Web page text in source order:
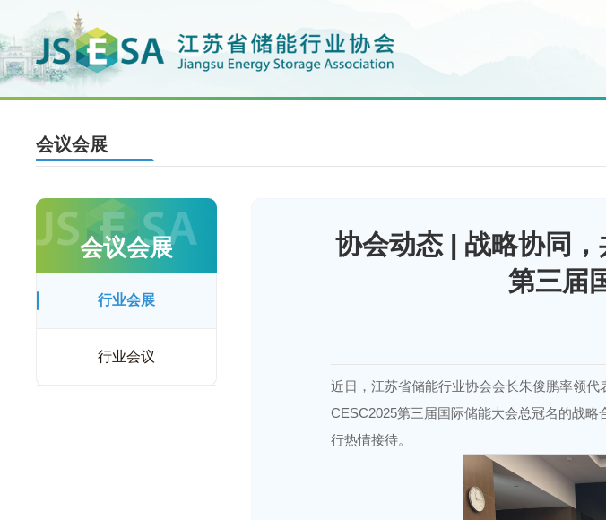
会议会展
会议会展
行业会展
行业会议
协会动态 | 战略协同
第三届
近日，江苏省储能行业协会会长朱俊鹏率领代
CESC2025第三届国际储能大会总冠名的战
行热情接待。